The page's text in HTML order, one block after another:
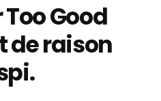
Good
de raison